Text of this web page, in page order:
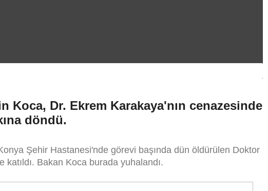
Koca, Dr. Ekrem Karakaya'nın cenazesinde
döndü.
Şehir Hastanesi'nde görevi başında dün öldürülen Doktor
katıldı. Bakan Koca burada yuhalandı.